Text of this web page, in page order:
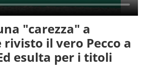
"carezza" a
rivisto il vero Pecco a
esulta per i titoli